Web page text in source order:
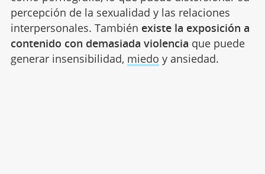
percepción de la sexualidad y las relaciones
interpersonales. También existe la exposición a
contenido con demasiada violencia que puede
generar insensibilidad, miedo y ansiedad.